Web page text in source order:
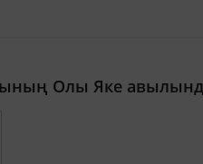
Олы Яке